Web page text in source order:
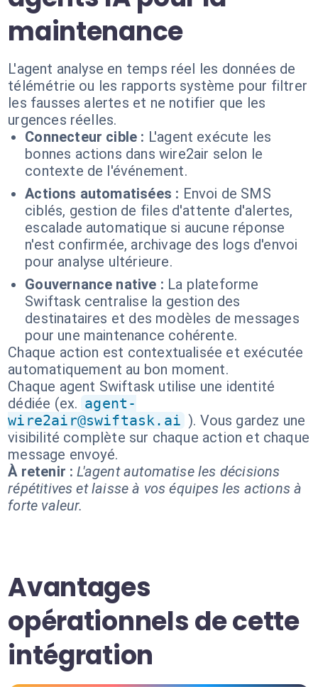
maintenance
L'agent analyse en temps réel les données de
télémétrie ou les rapports système pour filtrer
les fausses alertes et ne notifier que les
urgences réelles.
Connecteur cible : L'agent exécute les
bonnes actions dans wire2air selon le
contexte de l'événement.
Actions automatisées : Envoi de SMS
ciblés, gestion de files d'attente d'alertes,
escalade automatique si aucune réponse
n'est confirmée, archivage des logs d'envoi
pour analyse ultérieure.
Gouvernance native : La plateforme
Swiftask centralise la gestion des
destinataires et des modèles de messages
pour une maintenance cohérente.
Chaque action est contextualisée et exécutée
automatiquement au bon moment.
Chaque agent Swiftask utilise une identité
dédiée (ex. agent-
wire2air@swiftask.ai ). Vous gardez une
visibilité complète sur chaque action et chaque
message envoyé.
À retenir : L'agent automatise les décisions
répétitives et laisse à vos équipes les actions à
forte valeur.
Avantages
opérationnels de cette
intégration